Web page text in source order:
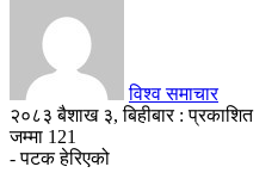
विश्व समाचार
२०८३ बैशाख ३, बिहीबार : प्रकाशित
जम्मा 121
- पटक हेरिएको